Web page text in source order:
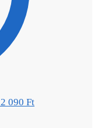
2 090 Ft